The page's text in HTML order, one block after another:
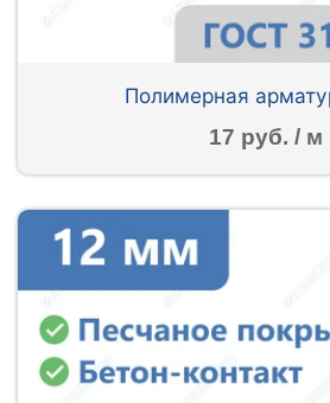
Полимерная
17 руб. / м